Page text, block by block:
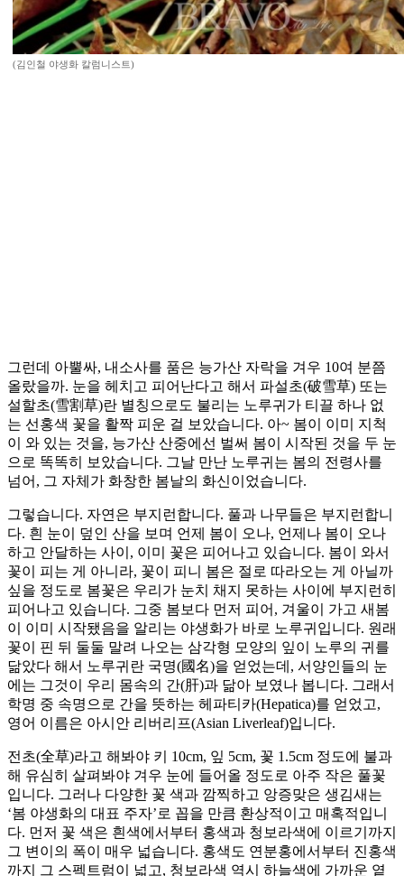
(김인철 야생화 칼럼니스트)
그런데 아뿔싸, 내소사를 품은 능가산 자락을 겨우 10여 분쯤
올랐을까. 눈을 헤치고 피어난다고 해서 파설초(破雪草) 또는
설할초(雪割草)란 별칭으로도 불리는 노루귀가 티끌 하나 없
는 선홍색 꽃을 활짝 피운 걸 보았습니다. 아~ 봄이 이미 지척
이 와 있는 것을, 능가산 산중에선 벌써 봄이 시작된 것을 두 눈
으로 똑똑히 보았습니다. 그날 만난 노루귀는 봄의 전령사를
넘어, 그 자체가 화창한 봄날의 화신이었습니다.
그렇습니다. 자연은 부지런합니다. 풀과 나무들은 부지런합니
다. 흰 눈이 덮인 산을 보며 언제 봄이 오나, 언제나 봄이 오나
하고 안달하는 사이, 이미 꽃은 피어나고 있습니다. 봄이 와서
꽃이 피는 게 아니라, 꽃이 피니 봄은 절로 따라오는 게 아닐까
싶을 정도로 봄꽃은 우리가 눈치 채지 못하는 사이에 부지런히
피어나고 있습니다. 그중 봄보다 먼저 피어, 겨울이 가고 새봄
이 이미 시작됐음을 알리는 야생화가 바로 노루귀입니다. 원래
꽃이 핀 뒤 둘둘 말려 나오는 삼각형 모양의 잎이 노루의 귀를
닮았다 해서 노루귀란 국명(國名)을 얻었는데, 서양인들의 눈
에는 그것이 우리 몸속의 간(肝)과 닮아 보였나 봅니다. 그래서
학명 중 속명으로 간을 뜻하는 헤파티카(Hepatica)를 얻었고,
영어 이름은 아시안 리버리프(Asian Liverleaf)입니다.
전초(全草)라고 해봐야 키 10cm, 잎 5cm, 꽃 1.5cm 정도에 불과
해 유심히 살펴봐야 겨우 눈에 들어올 정도로 아주 작은 풀꽃
입니다. 그러나 다양한 꽃 색과 깜찍하고 앙증맞은 생김새는
‘봄 야생화의 대표 주자’로 꼽을 만큼 환상적이고 매혹적입니
다. 먼저 꽃 색은 흰색에서부터 홍색과 청보라색에 이르기까지
그 변이의 폭이 매우 넓습니다. 홍색도 연분홍에서부터 진홍색
까지 그 스펙트럼이 넓고, 청보라색 역시 하늘색에 가까운 옅